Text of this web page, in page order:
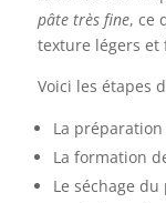
pâte très fine, ce
texture légers et
Voici les étapes
La
La formation
Le séchage